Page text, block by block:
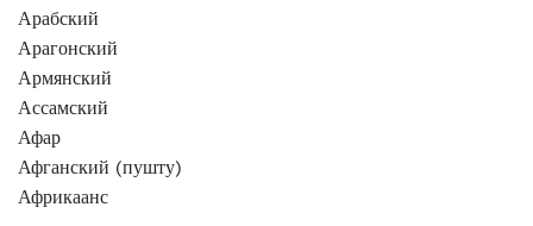
Арабский
Арагонский
Армянский
Ассамский
Афар
Афганский (пушту)
Африкаанс